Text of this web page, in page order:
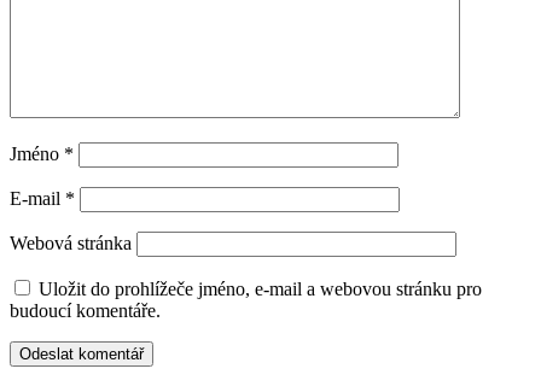
Jméno *
E-mail *
Webová stránka
Uložit do prohlížeče jméno, e-mail a webovou stránku pro
budoucí komentáře.